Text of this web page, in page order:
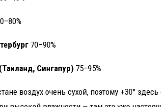
70–90%
Сингапур) 75–95%
воздух очень сухой, поэтому +30°